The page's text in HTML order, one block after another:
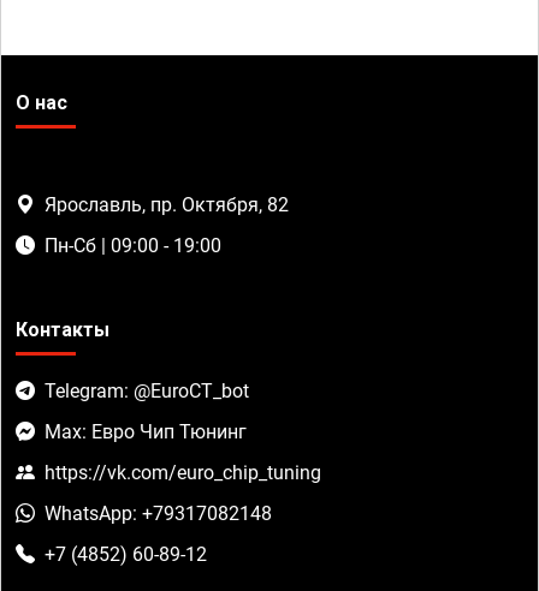
О нас
Ярославль, пр. Октября, 82
Пн-Сб | 09:00 - 19:00
Контакты
Telegram: @EuroCT_bot
Max: Евро Чип Тюнинг
https://vk.com/euro_chip_tuning
WhatsApp: +79317082148
+7 (4852) 60-89-12